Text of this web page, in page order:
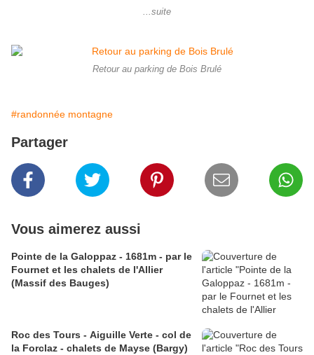
...suite
Retour au parking de Bois Brulé
#randonnée montagne
Partager
Vous aimerez aussi
Pointe de la Galoppaz - 1681m - par le
Fournet et les chalets de l'Allier
(Massif des Bauges)
Roc des Tours - Aiguille Verte - col de
la Forclaz - chalets de Mayse (Bargy)